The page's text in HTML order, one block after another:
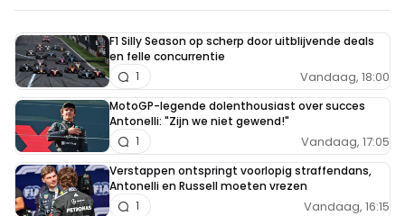
F1 Silly Season op scherp door uitblijvende deals
en felle concurrentie
Vandaag, 18:00
1
MotoGP-legende dolenthousiast over succes
Antonelli: "Zijn we niet gewend!"
Vandaag, 17:05
1
Verstappen ontspringt voorlopig straffendans,
Antonelli en Russell moeten vrezen
Vandaag, 16:15
1